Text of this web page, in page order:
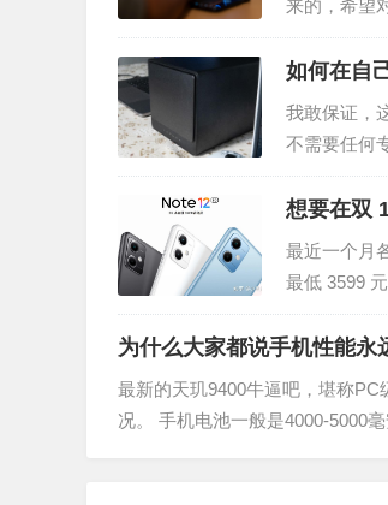
来的，希望
于PS的技
如何在自
我敢保证，
不需要任何
新世界的大
想要在双
最近一个月
最低 3599
次，小黑就
为什么大家都说手机性能永
最新的天玑9400牛逼吧，堪称
况。 手机电池一般是4000-5000